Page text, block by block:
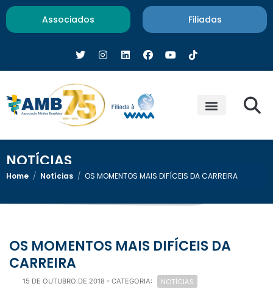
Associados Filiadas
NOTÍCIAS
Home / Notícias / OS MOMENTOS MAIS DIFÍCEIS DA CARREIRA
OS MOMENTOS MAIS DIFÍCEIS DA
CARREIRA
15 DE OUTUBRO DE 2018 - CATEGORIA: NOTÍCIAS